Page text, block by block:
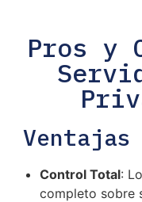
Pros y
Ventajas
Control Total:
completo sobre